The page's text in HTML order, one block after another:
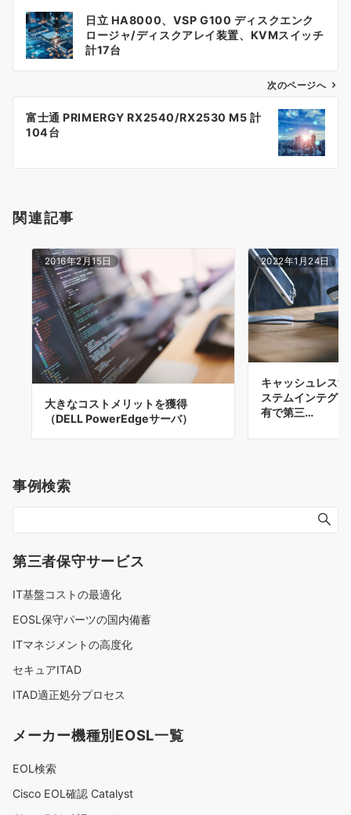
投
稿
ナ
ゲ
シ
ン
日立 HA8000、VSP G100 ディスクエンク
ロージャ/ディスクアレイ装置、KVMスイッチ
計17台
次のページへ
富士通 PRIMERGY RX2540/RX2530 M5 計
104台
関連記事
2016年2月15日
大きなコストメリットを獲得
（DELL PowerEdgeサーバ）
2022年1月24日
キャッシュレス
ステムインテグ
有で第三…
事例検索
第三者保守サービス
IT基盤コストの最適化
EOSL保守パーツの国内備蓄
ITマネジメントの高度化
セキュアITAD
ITAD適正処分プロセス
メーカー機種別EOSL一覧
EOL検索
Cisco EOL確認 Catalyst